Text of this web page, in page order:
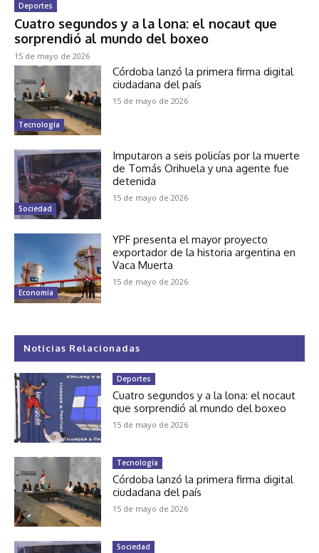
Deportes
Cuatro segundos y a la lona: el nocaut que
sorprendió al mundo del boxeo
15 de mayo de 2026
Tecnología
Córdoba lanzó la primera firma digital
ciudadana del país
15 de mayo de 2026
Sociedad
Imputaron a seis policías por la muerte
de Tomás Orihuela y una agente fue
detenida
15 de mayo de 2026
Economía
YPF presenta el mayor proyecto
exportador de la historia argentina en
Vaca Muerta
15 de mayo de 2026
Noticias Relacionadas
Deportes
Cuatro segundos y a la lona: el nocaut
que sorprendió al mundo del boxeo
15 de mayo de 2026
Tecnología
Córdoba lanzó la primera firma digital
ciudadana del país
15 de mayo de 2026
Sociedad